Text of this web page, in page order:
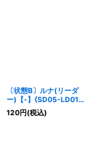
〔状態B〕ルナ(リーダ
ー)【-】{SD05-LD01}
《ナイトメア》
120円(税込)